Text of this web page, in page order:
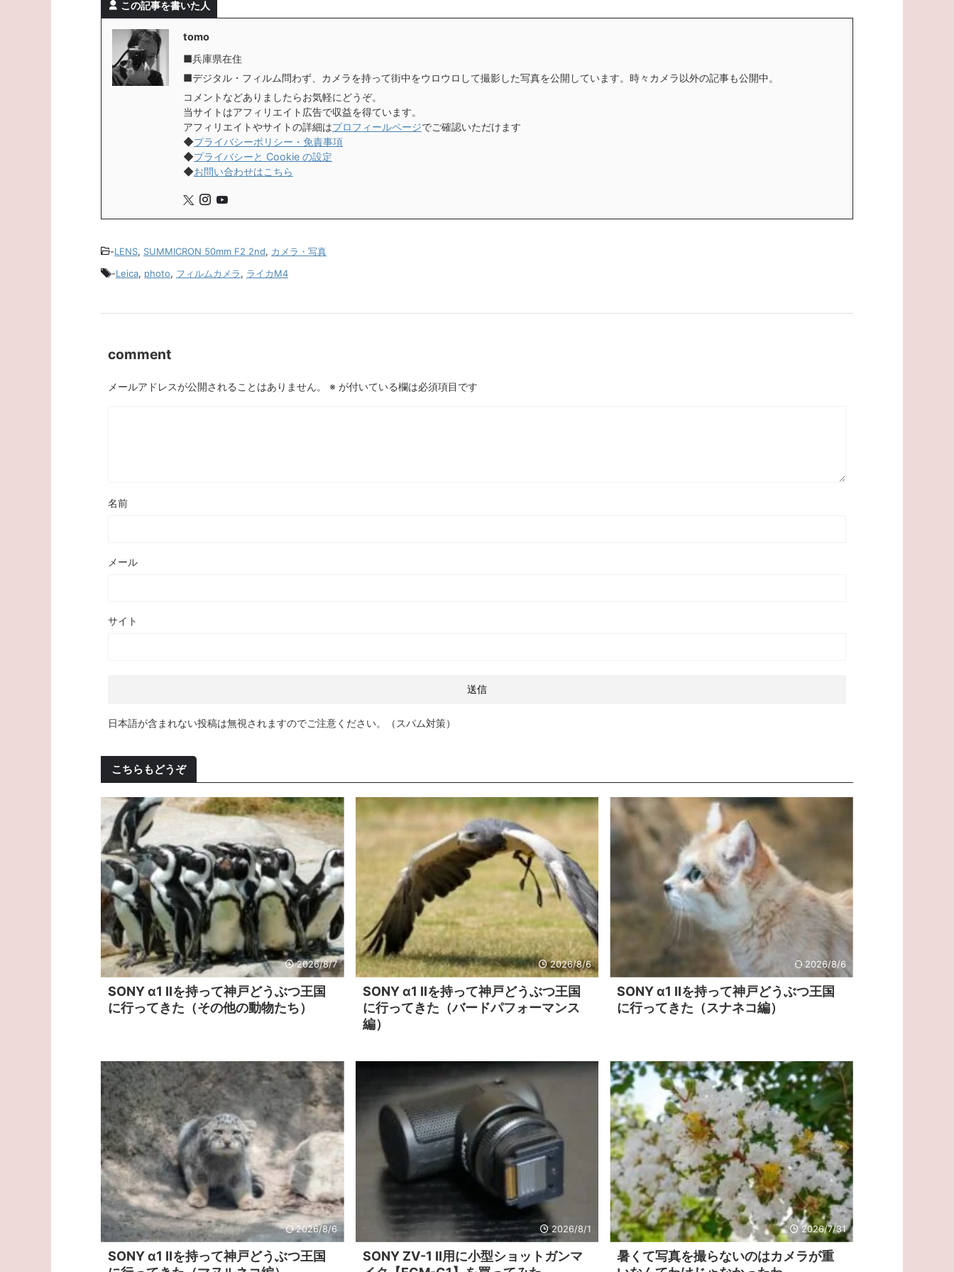
この記事を書いた人
tomo
■兵庫県在住
■デジタル・フィルム問わず、カメラを持って街中をウロウロして撮影した写真を公開しています。時々カメラ以外の記事も公開中。
コメントなどありましたらお気軽にどうぞ。
当サイトはアフィリエイト広告で収益を得ています。
アフィリエイトやサイトの詳細はプロフィールページでご確認いただけます
◆プライバシーポリシー・免責事項
◆プライバシーと Cookie の設定
◆お問い合わせはこちら
-LENS, SUMMICRON 50mm F2 2nd, カメラ・写真
-Leica, photo, フィルムカメラ, ライカM4
comment
メールアドレスが公開されることはありません。 ※ が付いている欄は必須項目です
名前
メール
サイト
日本語が含まれない投稿は無視されますのでご注意ください。（スパム対策）
こちらもどうぞ
2026/8/7
SONY α1 IIを持って神戸どうぶつ王国
に行ってきた（その他の動物たち）
2026/8/6
SONY α1 IIを持って神戸どうぶつ王国
に行ってきた（バードパフォーマンス
編）
2026/8/6
SONY α1 IIを持って神戸どうぶつ王国
に行ってきた（スナネコ編）
2026/8/6
SONY α1 IIを持って神戸どうぶつ王国
2026/8/1
SONY ZV-1 II用に小型ショットガンマ
2026/7/31
暑くて写真を撮らないのはカメラが重